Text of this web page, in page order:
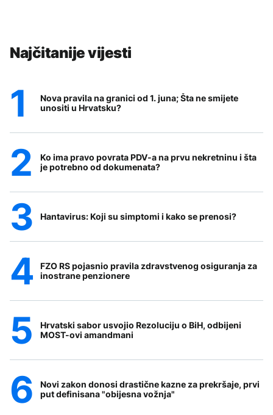
Najčitanije vijesti
Nova pravila na granici od 1. juna; Šta ne smijete
unositi u Hrvatsku?
Ko ima pravo povrata PDV-a na prvu nekretninu i šta
je potrebno od dokumenata?
Hantavirus: Koji su simptomi i kako se prenosi?
FZO RS pojasnio pravila zdravstvenog osiguranja za
inostrane penzionere
Hrvatski sabor usvojio Rezoluciju o BiH, odbijeni
MOST-ovi amandmani
Novi zakon donosi drastične kazne za prekršaje, prvi
put definisana "obijesna vožnja"